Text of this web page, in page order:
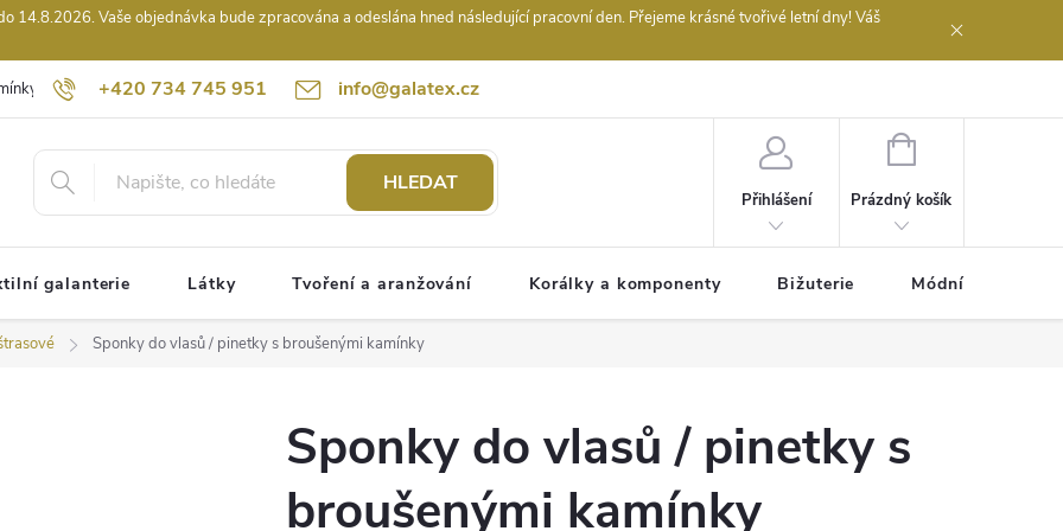
14.8.2026. Vaše objednávka bude zpracována a odeslána hned následující pracovní den. Přejeme krásné tvořivé letní dny! Váš
+420 734 745 951 info@galatex.cz
Podmínky ochrany osobních údajů Kontakty Hodnocení obchodu
HLEDAT
Přihlášení
NÁKUPNÍ
Prázdný košík
galanterie Látky Tvoření a aranžování Korálky a komponenty Bižuterie Módní doplňky
Sponky do vlasů / pinetky s broušenými kamínky
Sponky do vlasů / pinetky s
broušenými kamínky